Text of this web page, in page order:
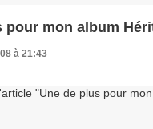
pour mon album
à 21:43